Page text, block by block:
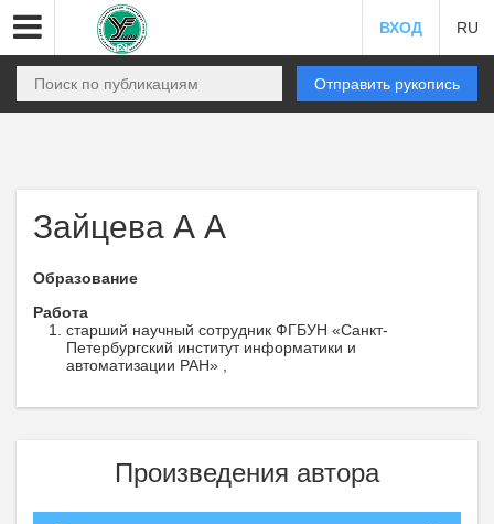
ВХОД RU
Отправить рукопись
Зайцева А А
Образование
Работа
старший научный сотрудник ФГБУН «Санкт-
Петербургский институт информатики и
автоматизации РАН» ,
Произведения автора